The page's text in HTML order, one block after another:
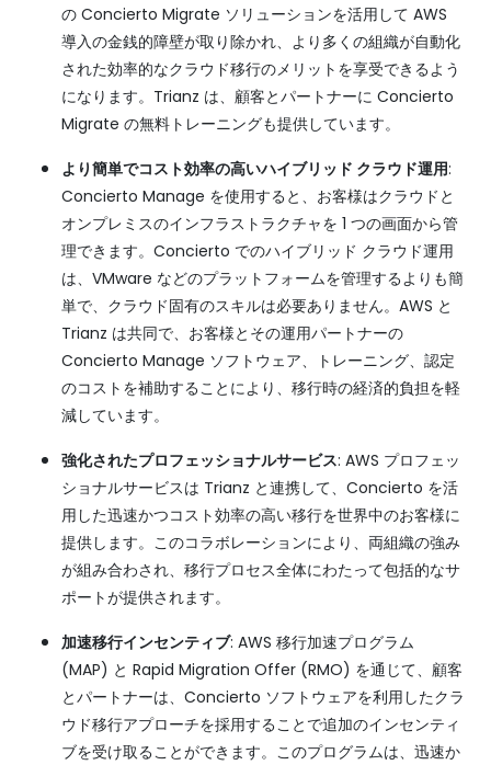
の Concierto Migrate ソリューションを活用して AWS
導入の金銭的障壁が取り除かれ、より多くの組織が自動化
された効率的なクラウド移行のメリットを享受できるよう
になります。Trianz は、顧客とパートナーに Concierto
Migrate の無料トレーニングも提供しています。
より簡単でコスト効率の高いハイブリッド クラウド運用:
Concierto Manage を使用すると、お客様はクラウドと
オンプレミスのインフラストラクチャを 1 つの画面から管
理できます。Concierto でのハイブリッド クラウド運用
は、VMware などのプラットフォームを管理するよりも簡
単で、クラウド固有のスキルは必要ありません。AWS と
Trianz は共同で、お客様とその運用パートナーの
Concierto Manage ソフトウェア、トレーニング、認定
のコストを補助することにより、移行時の経済的負担を軽
減しています。
強化されたプロフェッショナルサービス: AWS プロフェッ
ショナルサービスは Trianz と連携して、Concierto を活
用した迅速かつコスト効率の高い移行を世界中のお客様に
提供します。このコラボレーションにより、両組織の強み
が組み合わされ、移行プロセス全体にわたって包括的なサ
ポートが提供されます。
加速移行インセンティブ: AWS 移行加速プログラム
(MAP) と Rapid Migration Offer (RMO) を通じて、顧客
とパートナーは、Concierto ソフトウェアを利用したクラ
ウド移行アプローチを採用することで追加のインセンティ
ブを受け取ることができます。このプログラムは、迅速か